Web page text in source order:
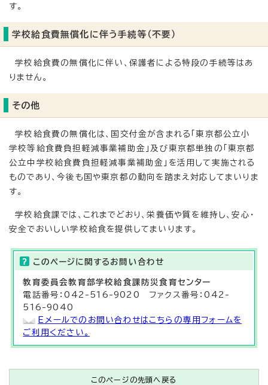
す。
学校給食費無償化に伴う手続等（不要）
学校給食費の無償化に伴い、保護者による特段の手続等はあ
りません。
その他
学校給食費の無償化は、国交付金が含まれる「東京都公立小
学校等給食費負担軽減事業補助金」及び東京都単独の「東京都
公立中学校給食費負担軽減事業補助金」を活用して実施される
ものであり、今後も国や東京都の動向を踏まえ対応してまいりま
す。
学校給食課では、これまでどおり、栄養価や質を維持し、安心・
安全でおいしい学校給食を提供してまいります。
このページに関する お問い合わせ
教育委員会教育部学校給食課 防災食育センター
電話番号：042-516-9020 ファクス番号：042-
516-9040
Eメールでのお問い合わせはこちらの専用フォームを
ご利用ください。
このページの先頭へ戻る